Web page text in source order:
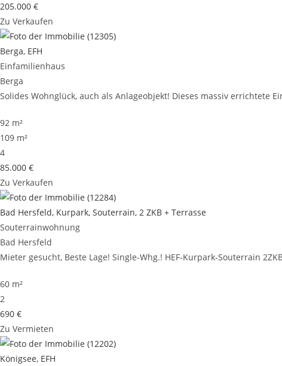
205.000 €
Zu Verkaufen
Berga, EFH
Einfamilienhaus
Berga
Solides Wohnglück, auch als Anlageobjekt! Dieses massiv errichtete
92 m²
109 m²
4
85.000 €
Zu Verkaufen
Bad Hersfeld, Kurpark, Souterrain, 2 ZKB + Terrasse
Souterrainwohnung
Bad Hersfeld
Mieter gesucht, Beste Lage! Single-Whg.! HEF-Kurpark-Souterrain
60 m²
2
690 €
Zu Vermieten
Königsee, EFH